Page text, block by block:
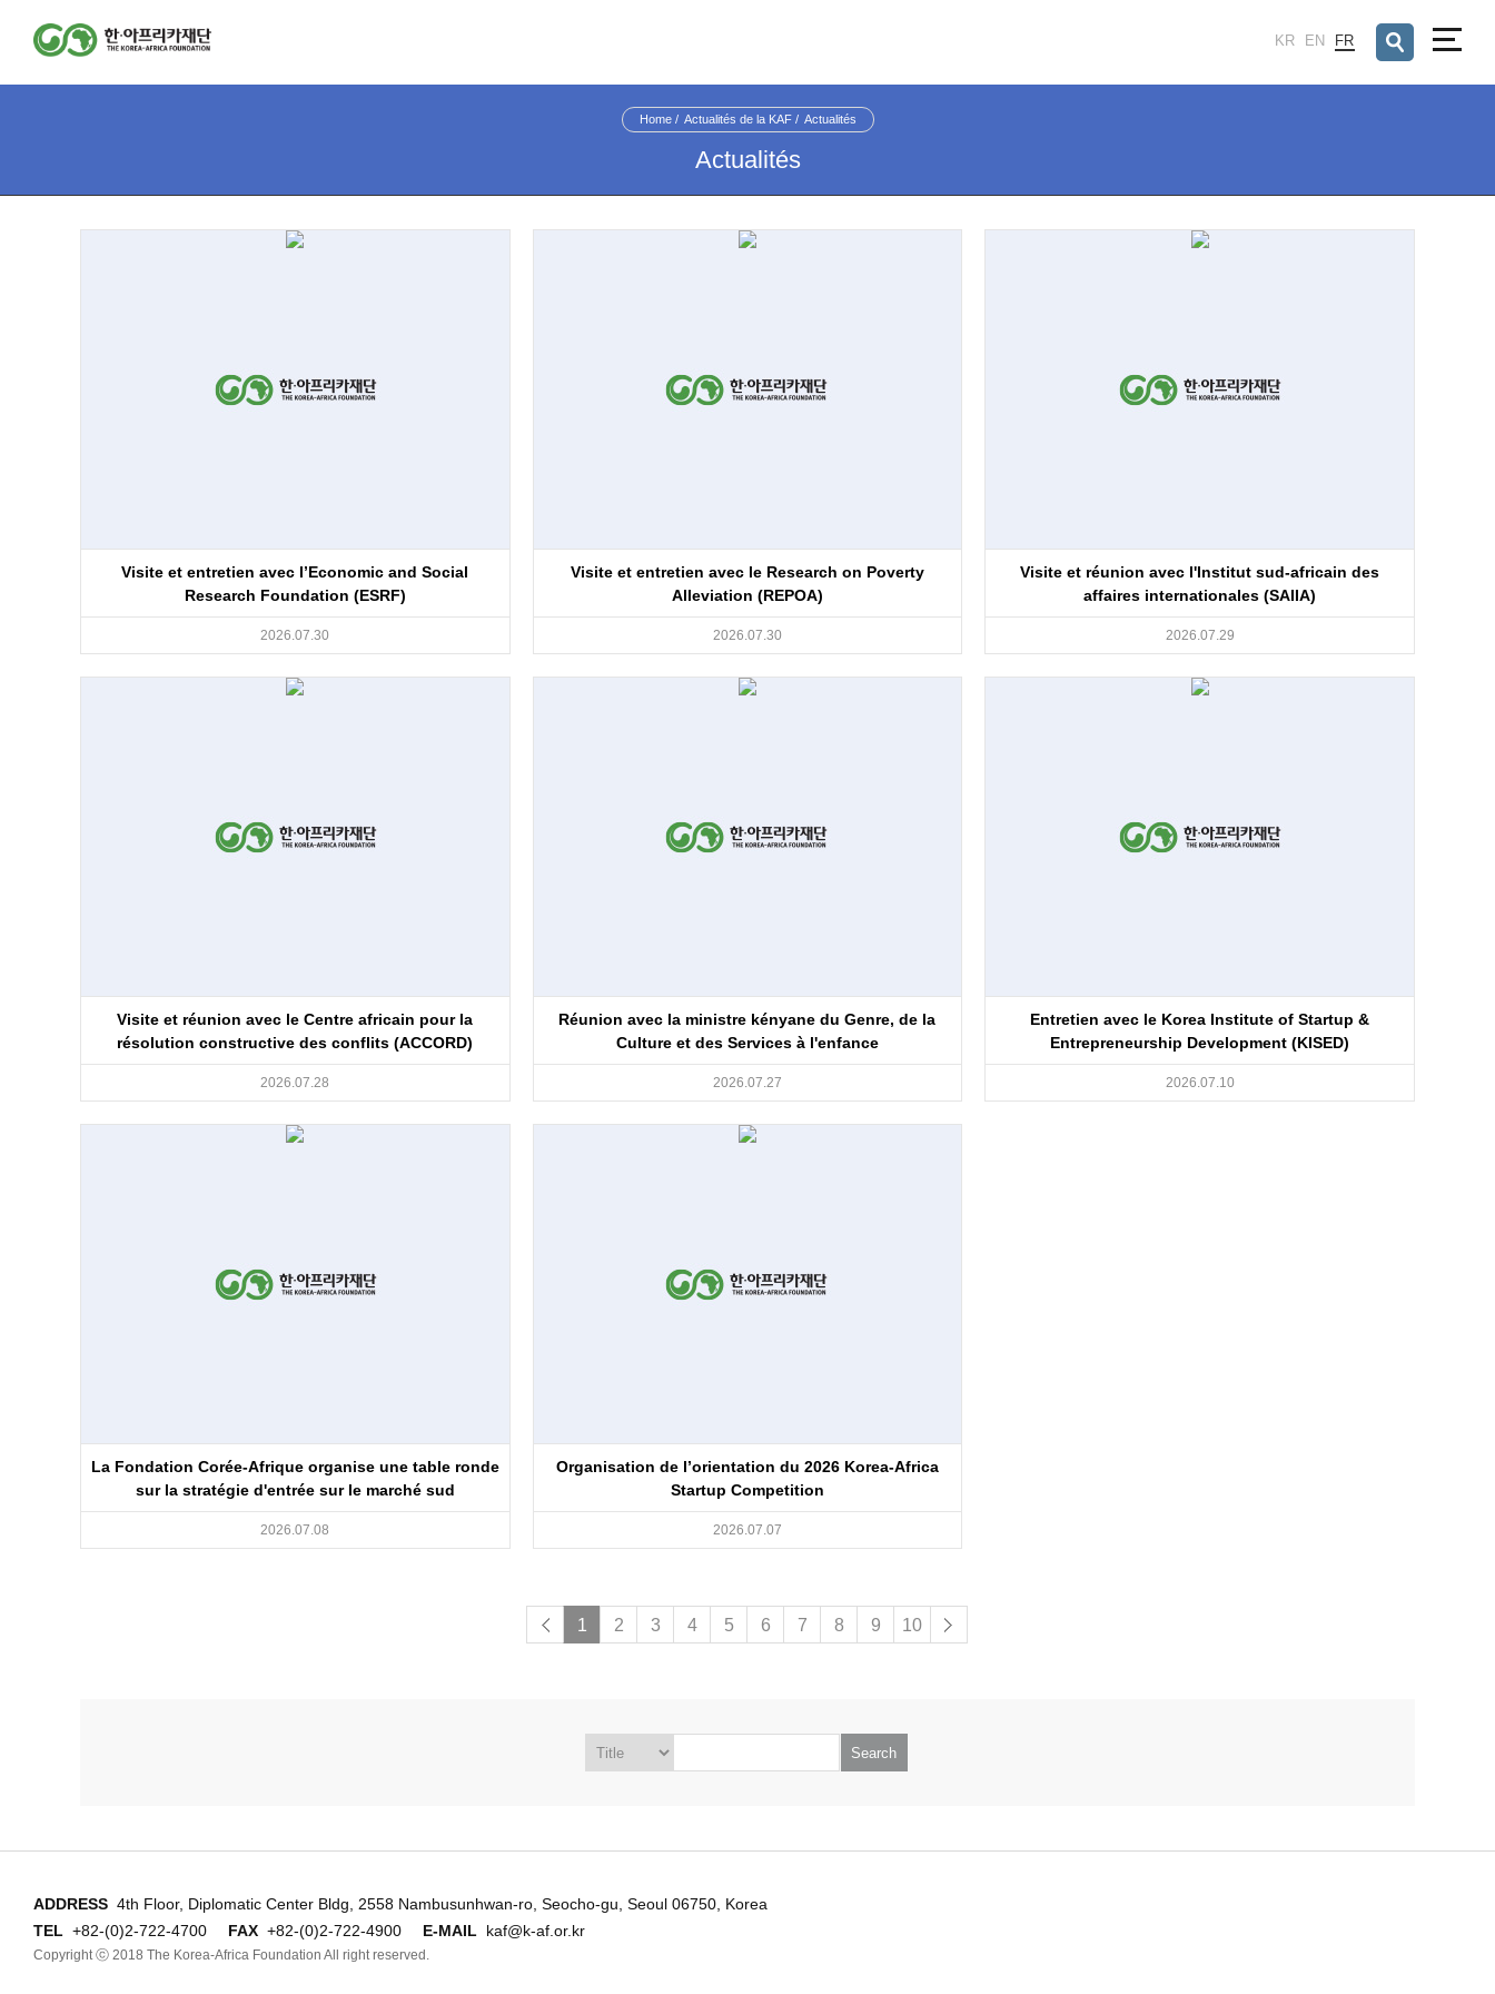
KR EN FR
Home Actualités de la KAF Actualités
Actualités
Visite et entretien avec l’Economic and Social
Research Foundation (ESRF)
2026.07.30
Visite et entretien avec le Research on Poverty
Alleviation (REPOA)
2026.07.30
Visite et réunion avec l'Institut sud-africain des
affaires internationales (SAIIA)
2026.07.29
Visite et réunion avec le Centre africain pour la
résolution constructive des conflits (ACCORD)
2026.07.28
Réunion avec la ministre kényane du Genre, de la
Culture et des Services à l'enfance
2026.07.27
Entretien avec le Korea Institute of Startup &
Entrepreneurship Development (KISED)
2026.07.10
La Fondation Corée-Afrique organise une table ronde
sur la stratégie d'entrée sur le marché sud
2026.07.08
Organisation de l’orientation du 2026 Korea-Africa
Startup Competition
2026.07.07
1 2 3 4 5 6 7 8 9 10
Search
ADDRESS 4th Floor, Diplomatic Center Bldg, 2558 Nambusunhwan-ro, Seocho-gu, Seoul 06750, Korea
TEL +82-(0)2-722-4700 FAX +82-(0)2-722-4900 E-MAIL kaf@k-af.or.kr
Copyright ⓒ 2018 The Korea-Africa Foundation All right reserved.